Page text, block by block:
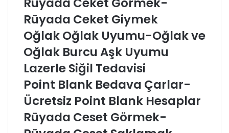
Rüyada Ceket Giymek
Oğlak Oğlak Uyumu-Oğlak ve
Oğlak Burcu Aşk Uyumu
Lazerle Siğil Tedavisi
Point Blank Bedava Çarlar-
Ücretsiz Point Blank Hesaplar
Rüyada Ceset Görmek-